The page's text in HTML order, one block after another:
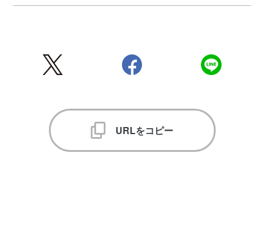
URLをコピー